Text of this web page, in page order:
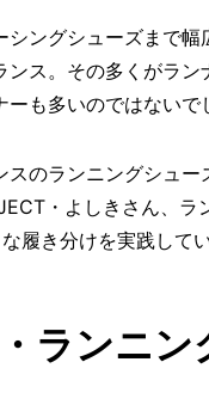
ングシューズまで
ス。その多くがラン
も多いのではないで
のランニングシュ
・よしきさん、
履き分けを実践して
ランニン